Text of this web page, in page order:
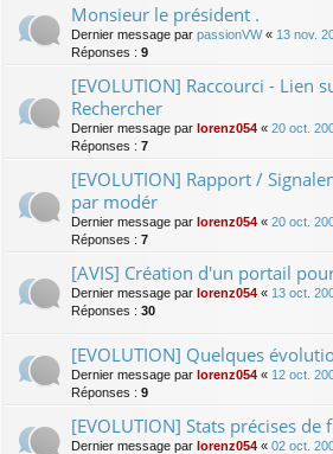
Monsieur le président .
Dernier message par passionVW« 13 nov.
Réponses : 9
[EVOLUTION] Raccourci - Lien
Rechercher
Dernier message par lorenz054 « 20 oct.
Réponses : 7
[EVOLUTION] Rapport /
par modér
Dernier message par lorenz054 « 20 oct.
Réponses : 7
[AVIS] Création d'un portail
Dernier message par lorenz054 « 13 oct.
Réponses : 30
[EVOLUTION] Quelques
Dernier message par lorenz054 « 12 oct.
Réponses : 9
[EVOLUTION] Stats précises
Dernier message par lorenz054 « 02 oct.